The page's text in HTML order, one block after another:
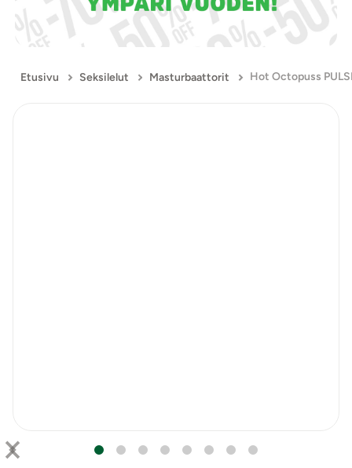
Etusivu Seksilelut Masturbaattorit